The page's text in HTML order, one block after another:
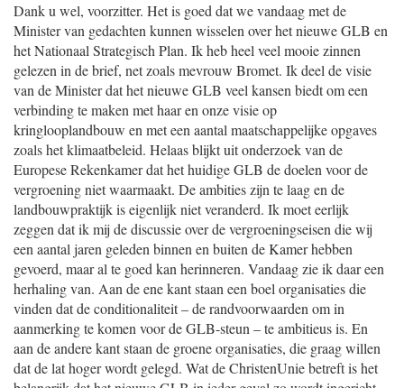
Dank u wel, voorzitter. Het is goed dat we vandaag met de
Minister van gedachten kunnen wisselen over het nieuwe GLB en
het Nationaal Strategisch Plan. Ik heb heel veel mooie zinnen
gelezen in de brief, net zoals mevrouw Bromet. Ik deel de visie
van de Minister dat het nieuwe GLB veel kansen biedt om een
verbinding te maken met haar en onze visie op
kringlooplandbouw en met een aantal maatschappelijke opgaves
zoals het klimaatbeleid. Helaas blijkt uit onderzoek van de
Europese Rekenkamer dat het huidige GLB de doelen voor de
vergroening niet waarmaakt. De ambities zijn te laag en de
landbouwpraktijk is eigenlijk niet veranderd. Ik moet eerlijk
zeggen dat ik mij de discussie over de vergroeningseisen die wij
een aantal jaren geleden binnen en buiten de Kamer hebben
gevoerd, maar al te goed kan herinneren. Vandaag zie ik daar een
herhaling van. Aan de ene kant staan een boel organisaties die
vinden dat de conditionaliteit – de randvoorwaarden om in
aanmerking te komen voor de GLB-steun – te ambitieus is. En
aan de andere kant staan de groene organisaties, die graag willen
dat de lat hoger wordt gelegd. Wat de ChristenUnie betreft is het